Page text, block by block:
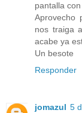
pantalla
Aprovecho
nos traiga
acabe ya
Un besote
Responder
jomazul 5